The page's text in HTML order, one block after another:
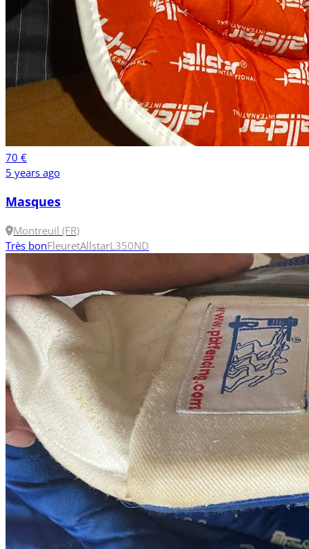
70 €
5 years ago
Masques
Montreuil (FR)
Très bonFleuretAllstarL 350ND